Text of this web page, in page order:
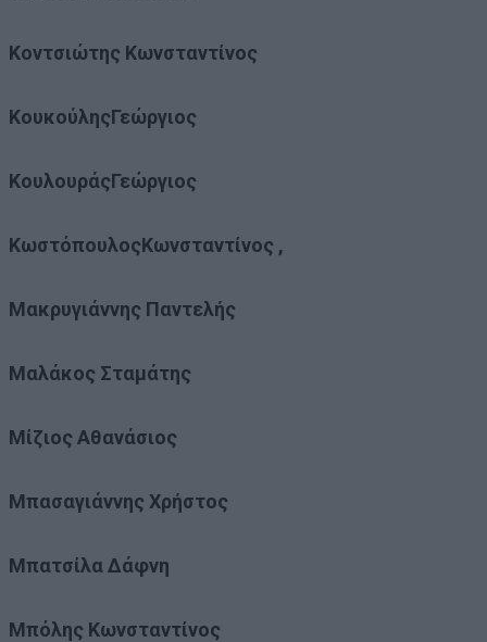
Κοντσιώτης Κωνσταντίνος
ΚουκούληςΓεώργιος
ΚουλουράςΓεώργιος
ΚωστόπουλοςΚωνσταντίνος ,
Μακρυγιάννης Παντελής
Μαλάκος Σταμάτης
Μίζιος Αθανάσιος
Μπασαγιάννης Χρήστος
Μπατσίλα Δάφνη
Μπόλης Κωνσταντίνος